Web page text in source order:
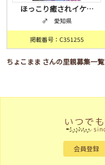
ほっこり癒されイケ…
♂ 愛知県
掲載番号：C351255
ちょこまま さんの里親募集一覧
会員登録